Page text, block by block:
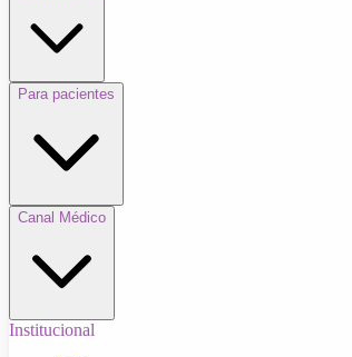
Para pacientes
Canal Médico
Institucional